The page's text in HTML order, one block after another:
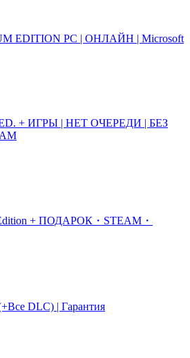
EDITION PC | ОНЛАЙН | Microsoft
+ ИГРЫ | НЕТ ОЧЕРЕДИ | БЕЗ
+ ПОДАРОК・STEAM・
DLC) | Гарантия